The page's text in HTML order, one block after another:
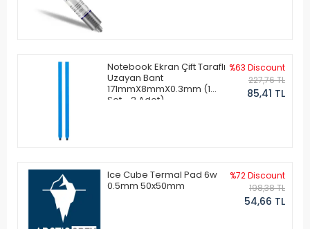
Notebook Ekran Çift Taraflı
Uzayan Bant
171mmX8mmX0.3mm (1
Set - 2 Adet)
%63 Discount
227,76 TL
85,41 TL
Ice Cube Termal Pad 6w
0.5mm 50x50mm
%72 Discount
198,38 TL
54,66 TL